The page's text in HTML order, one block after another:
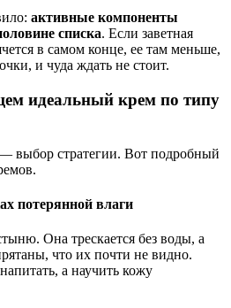
активные компоненты
списка. Если заветная
в самом конце, ее там меньше,
и чуда ждать не стоит.
идеальный крем по типу
выбор стратегии. Вот подробный
потерянной влаги
Она трескается без воды, а
что их почти не видно.
а научить кожу